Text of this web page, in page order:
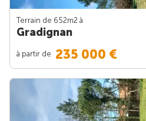
Terrain de 652m2 à
Gradignan
à partir de 235 000 €